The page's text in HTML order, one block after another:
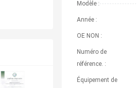
Modèle :
Année :
OE NON :
Numéro de
référence. :
Équipement de